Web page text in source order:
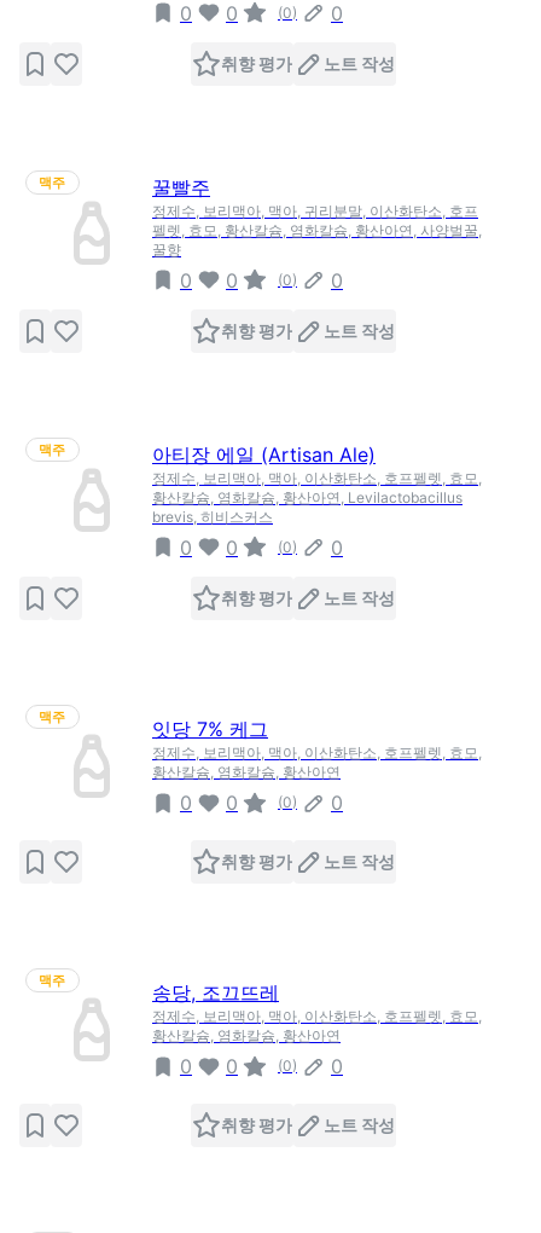
0 0 (0) 0
취향 평가 노트 작성
맥주 꿀빨주
정제수, 보리맥아, 맥아, 귀리분말, 이산화탄소, 호프
펠렛, 효모, 황산칼슘, 염화칼슘, 황산아연, 사양벌꿀,
꿀향
0 0 (0) 0
취향 평가 노트 작성
맥주 아티장 에일 (Artisan Ale)
정제수, 보리맥아, 맥아, 이산화탄소, 호프펠렛, 효모,
황산칼슘, 염화칼슘, 황산아연, Levilactobacillus
brevis, 히비스커스
0 0 (0) 0
취향 평가 노트 작성
맥주
잇당 7% 케그
정제수, 보리맥아, 맥아, 이산화탄소, 호프펠렛, 효모,
황산칼슘, 염화칼슘, 황산아연
0 0 (0) 0
취향 평가 노트 작성
맥주
송당, 조끄뜨레
정제수, 보리맥아, 맥아, 이산화탄소, 호프펠렛, 효모,
황산칼슘, 염화칼슘, 황산아연
0 0 (0) 0
취향 평가 노트 작성